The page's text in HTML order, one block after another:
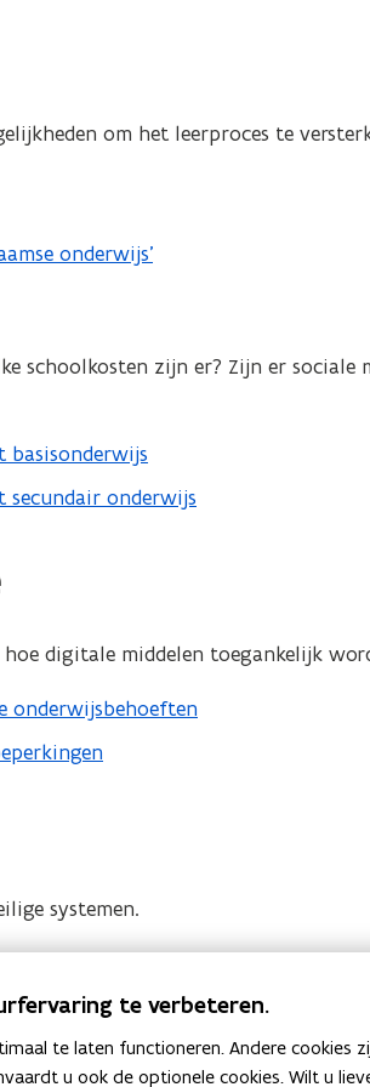
om het leerproces te
onderwijs’
schoolkosten zijn er? Zijn er sociale
onderwijs
digitale middelen toegankelijk
onderwijsbehoeften
systemen.
leerlingen uit het lager en
te verbeteren.
te laten functioneren. Andere
u ook de optionele cookies. Wilt u